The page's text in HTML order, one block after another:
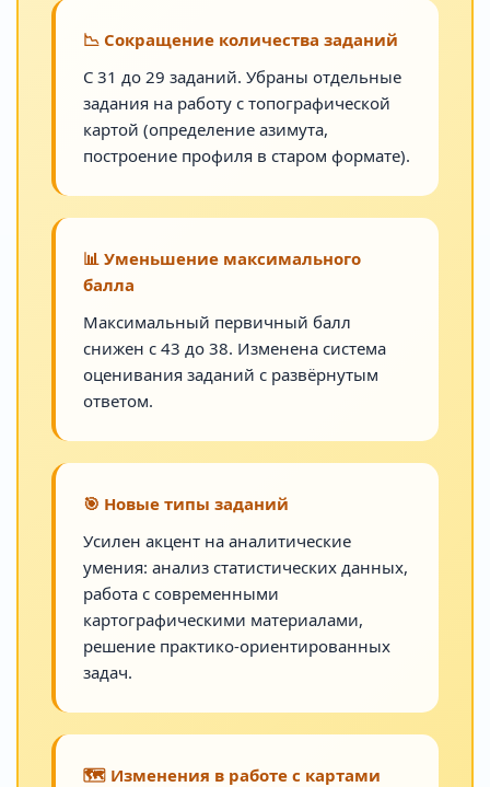
📉 Сокращение количества заданий
С 31 до 29 заданий. Убраны отдельные
задания на работу с топографической
картой (определение азимута,
построение профиля в старом формате).
📊 Уменьшение максимального
балла
Максимальный первичный балл
снижен с 43 до 38. Изменена система
оценивания заданий с развёрнутым
ответом.
🎯 Новые типы заданий
Усилен акцент на аналитические
умения: анализ статистических данных,
работа с современными
картографическими материалами,
решение практико-ориентированных
задач.
🗺️ Изменения в работе с картами